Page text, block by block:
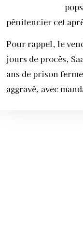
pénitencier cet
Pour rappel, le
jours de procès,
ans de prison
aggravé, avec